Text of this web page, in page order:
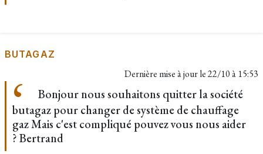
BUTAGAZ
Dernière mise à jour le22/10 à 15:53
Bonjour nous souhaitons quitter la société
butagaz pour changer de système de chauffage
gaz Mais c'est compliqué pouvez vous nous aider
? Bertrand